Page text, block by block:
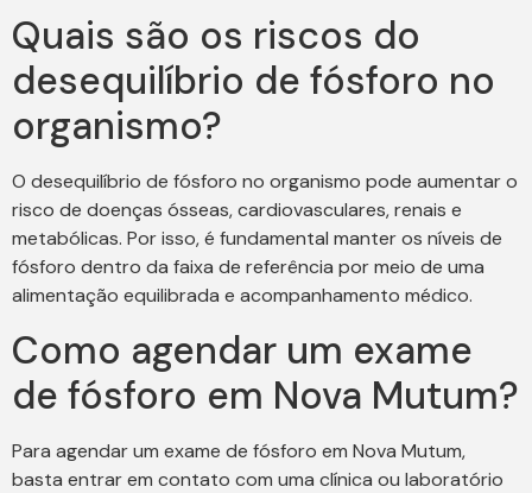
Quais são os riscos do
desequilíbrio de fósforo no
organismo?
O desequilíbrio de fósforo no organismo pode aumentar o
risco de doenças ósseas, cardiovasculares, renais e
metabólicas. Por isso, é fundamental manter os níveis de
fósforo dentro da faixa de referência por meio de uma
alimentação equilibrada e acompanhamento médico.
Como agendar um exame
de fósforo em Nova Mutum?
Para agendar um exame de fósforo em Nova Mutum,
basta entrar em contato com uma clínica ou laboratório